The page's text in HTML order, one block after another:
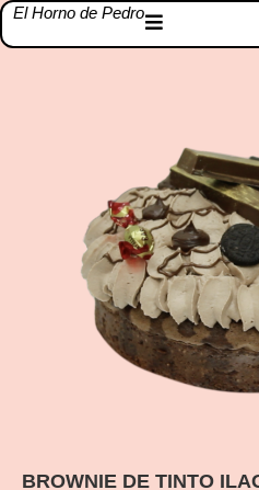
El Horno de Pedro
BROWNIE DE TINTO